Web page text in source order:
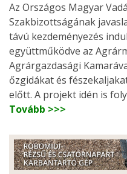
Az Országos Magyar
Szakbizottságának
távú kezdeményezés
együttműködve az
Agrárgazdasági
őzgidákat és
előtt. A projekt idén is
Tovább >>>